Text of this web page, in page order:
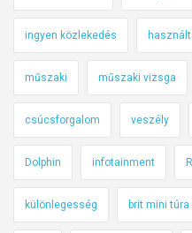
ingyen közlekedés
műszaki műszaki vizsga
csúcsforgalom veszély
Dolphin infotainment
különlegesség brit mini túra